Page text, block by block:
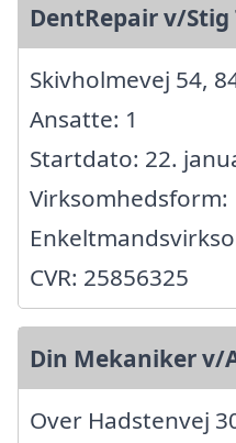
DentRepair v/Stig
Skivholmevej 54,
Ansatte: 1
Startdato: 22.
Virksomhedsform:
CVR: 25856325
Din Mekaniker v/
Over Hadstenvej